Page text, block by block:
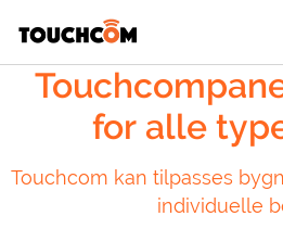
for alle
Touchcom kan tilpasses
individuelle